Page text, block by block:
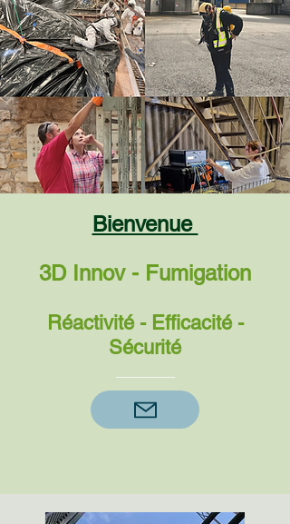
Bienvenue
3D Innov - Fumigation
Réactivité - Efficacité -
Sécurité